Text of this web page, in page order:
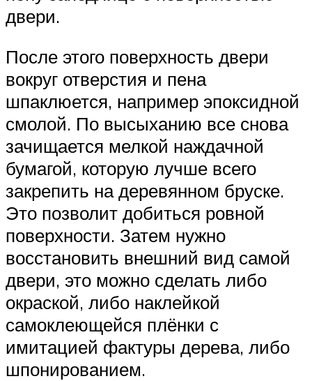
двери.
После этого поверхность двери
вокруг отверстия и пена
шпаклюется, например эпоксидной
смолой. По высыханию все снова
зачищается мелкой наждачной
бумагой, которую лучше всего
закрепить на деревянном бруске.
Это позволит добиться ровной
поверхности. Затем нужно
восстановить внешний вид самой
двери, это можно сделать либо
окраской, либо наклейкой
самоклеющейся плёнки с
имитацией фактуры дерева, либо
шпонированием.